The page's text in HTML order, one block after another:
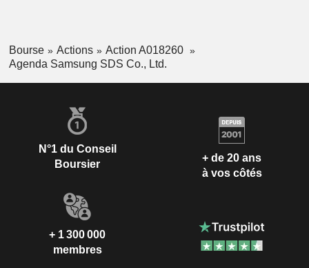
Bourse Actions
Action A018260
Agenda Samsung SDS Co., Ltd.
N°1 du Conseil
Boursier
+ de 20 ans
à vos côtés
+ 1 300 000
membres